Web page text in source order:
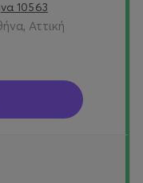
10563
Αττική